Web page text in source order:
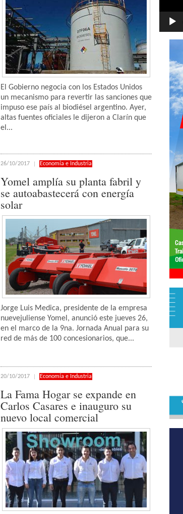
El Gobierno negocia con los Estados Unidos
un mecanismo para revertir las sanciones que
impuso ese país al biodiésel argentino. Ayer,
altas fuentes oficiales le dijeron a Clarín que
el...
26/10/2017 Economía e Industria
Yomel amplía su planta fabril y
se autoabastecerá con energía
solar
Jorge Luis Medica, presidente de la empresa
nuevejuliense Yomel, anunció este jueves 26,
en el marco de la 9na. Jornada Anual para su
red de más de 100 concesionarios, que...
20/10/2017 Economía e Industria
La Fama Hogar se expande en
Carlos Casares e inauguro su
nuevo local comercial